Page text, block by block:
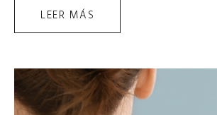
LEER MÁS